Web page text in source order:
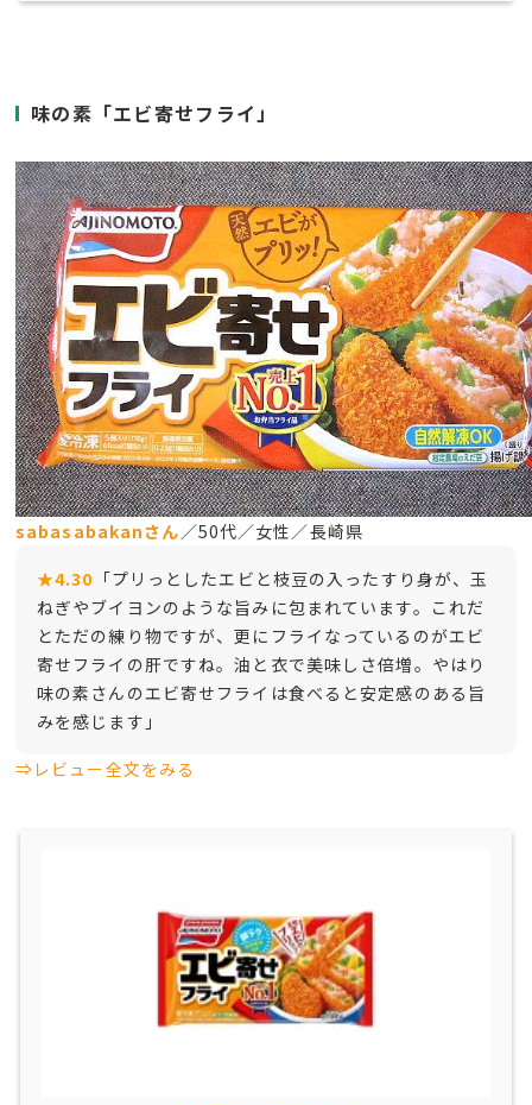
味の素「エビ寄せフライ」
sabasabakanさん／50代／女性／長崎県
★4.30 「プリっとしたエビと枝豆の入ったすり身が、玉
ねぎやブイヨンのような旨みに包まれています。これだ
とただの練り物ですが、更にフライなっているのがエビ
寄せフライの肝ですね。油と衣で美味しさ倍増。やはり
味の素さんのエビ寄せフライは食べると安定感のある旨
みを感じます」
⇒レビュー全文をみる